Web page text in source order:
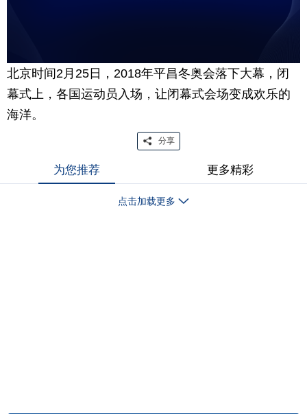
北京时间2月25日，2018年平昌冬奥会落下大幕，闭
幕式上，各国运动员入场，让闭幕式会场变成欢乐的
海洋。
分享
为您推荐 更多精彩
点击加载更多